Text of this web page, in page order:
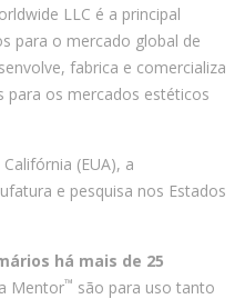
LLC é a principal
para o mercado global de
fabrica e comercializa
para os mercados estéticos
(EUA), a
e pesquisa nos Estados
há mais de 25
Mentor™ são para uso tanto